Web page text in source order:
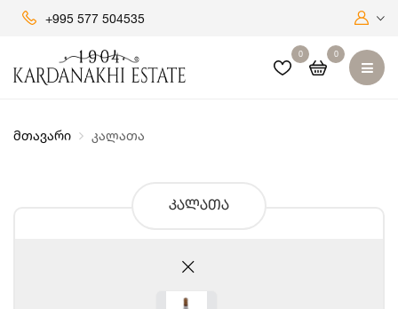
+995 577 504535
0 0
მთავარი კალათა
კალათა